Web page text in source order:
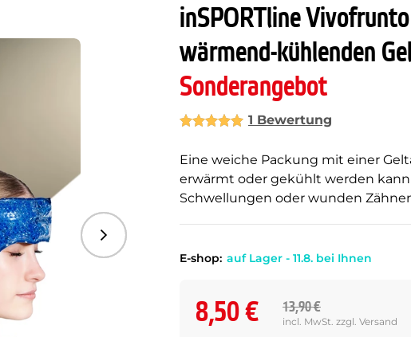
inSPORTline
wärmend-kühlenden
Sonderangebot
1 Bewertung
Eine weiche Packung mit einer
erwärmt oder gekühlt werden
Schwellungen oder wunden
Folgend
E-shop: auf Lager - 11.8. bei Ihnen
8,50 € 13,90 €
incl. MwSt. zzgl. Versand